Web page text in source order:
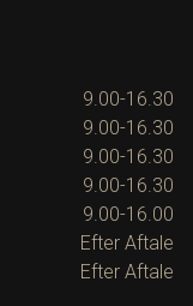
9.00-16.30
9.00-16.30
9.00-16.30
9.00-16.30
9.00-16.00
Efter Aftale
Efter Aftale